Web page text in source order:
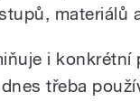
materiálů
i konkrétní
třeba